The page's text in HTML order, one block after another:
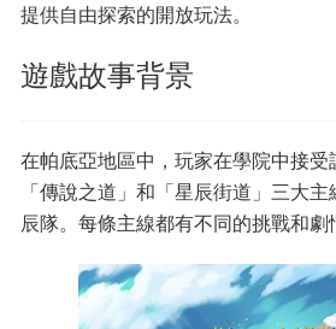
提供自由探索的開放玩法。
遊戲故事背景
在帕底亞地區中，玩家在學院中接
「傳說之道」和「星辰街道」三大
辰隊。每條主線都有不同的挑戰和劇